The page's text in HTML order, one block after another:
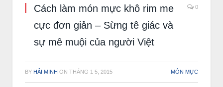
Cách làm món mực khô rim me
cực đơn giản – Sừng tê giác và
sự mê muội của người Việt
0
BY HẢI MINH ON THÁNG 1 5, 2015 MÓN MỰC